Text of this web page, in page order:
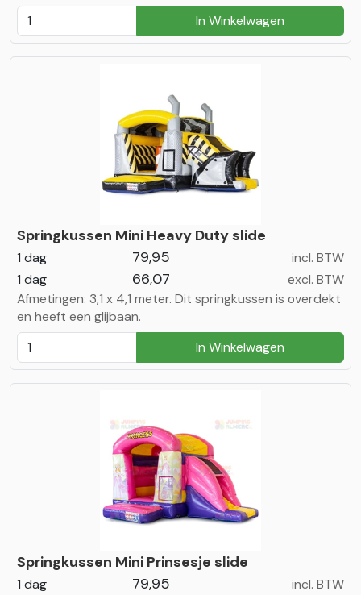
In Winkelwagen
Springkussen Mini Heavy Duty slide
1 dag 79,95
incl. BTW
1 dag
66,07
excl. BTW
Afmetingen: 3,1 x 4,1 meter. Dit springkussen is overdekt
en heeft een glijbaan.
In Winkelwagen
Springkussen Mini Prinsesje slide
1 dag 79,95
incl. BTW